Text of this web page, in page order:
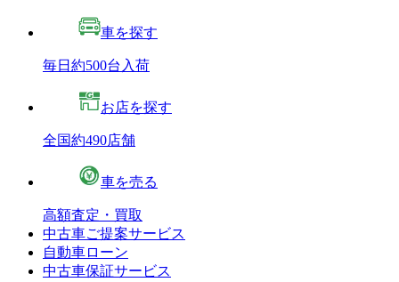
車を探す
毎日約500台入荷
お店を探す
全国約490店舗
車を売る
高額査定・買取
中古車ご提案サービス
自動車ローン
中古車保証サービス